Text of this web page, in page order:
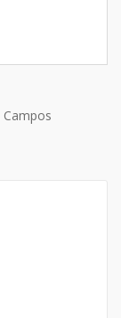
Campos